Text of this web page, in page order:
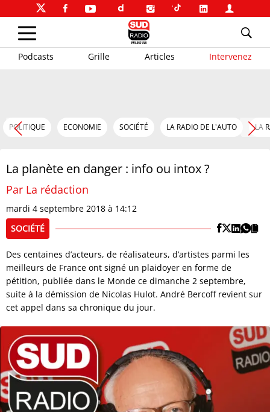
Podcasts Grille Articles Intervenez
POLITIQUE ECONOMIE SOCIÉTÉ LA RADIO DE L'AUTO LA
La planète en danger : info ou intox ?
Par La rédaction
mardi 4 septembre 2018 à 14:12
SOCIÉTÉ
Des centaines d’acteurs, de réalisateurs, d’artistes parmi les
meilleurs de France ont signé un plaidoyer en forme de
pétition, publiée dans le Monde ce dimanche 2 septembre,
suite à la démission de Nicolas Hulot. André Bercoff revient sur
cet appel dans sa chronique du jour.